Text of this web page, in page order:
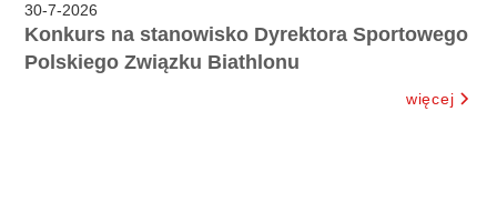
30-7-2026
Konkurs na stanowisko Dyrektora Sportowego
Polskiego Związku Biathlonu
więcej